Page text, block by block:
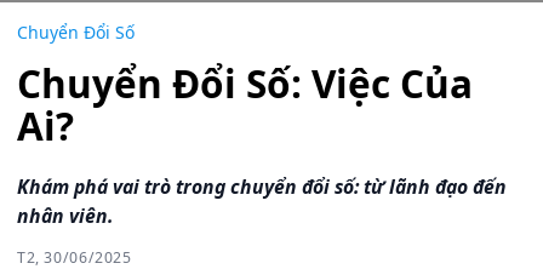
Chuyển Đổi Số
Chuyển Đổi Số: Việc Của
Ai?
Khám phá vai trò trong chuyển đổi số: từ lãnh đạo đến
nhân viên.
T2, 30/06/2025